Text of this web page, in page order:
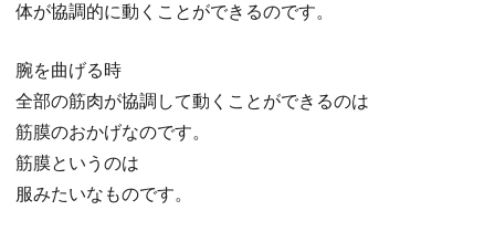
体が協調的に動くことができるのです。
腕を曲げる時
全部の筋肉が協調して動くことができるのは
筋膜のおかげなのです。
筋膜というのは
服みたいなものです。